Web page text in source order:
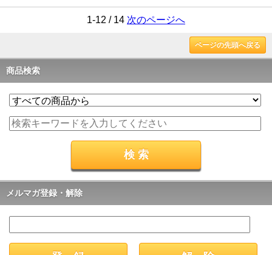
1-12 / 14 次のページへ
ページの先頭へ戻る
商品検索
メルマガ登録・解除